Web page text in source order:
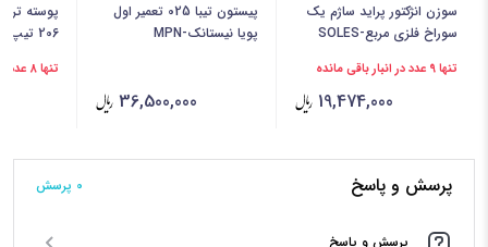
سوزن انژکتور پراید ساژم یک
سوراخ فلزی مربع-SOLES
تنها 9 عدد در انبار باقی مانده
19,474,000
پیستون تیبا 025 تعمیر اول
پویا نیستانک-MPN
36,500,000
پوسته
206 تیپ 5-TPCO
تنها 8 عدد در انبار باقی مانده
پرسش و پاسخ 0 پرسش‌
پرسش و پاسخ